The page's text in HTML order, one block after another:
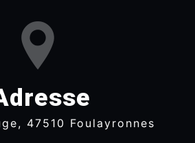
47510 Foulayronnes